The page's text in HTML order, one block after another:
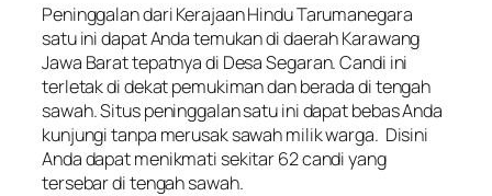
Peninggalan dari Kerajaan Hindu Tarumanegara
satu ini dapat Anda temukan di daerah Karawang
Jawa Barat tepatnya di Desa Segaran. Candi ini
terletak di dekat pemukiman dan berada di tengah
sawah. Situs peninggalan satu ini dapat bebas Anda
kunjungi tanpa merusak sawah milik warga. Disini
Anda dapat menikmati sekitar 62 candi yang
tersebar di tengah sawah.